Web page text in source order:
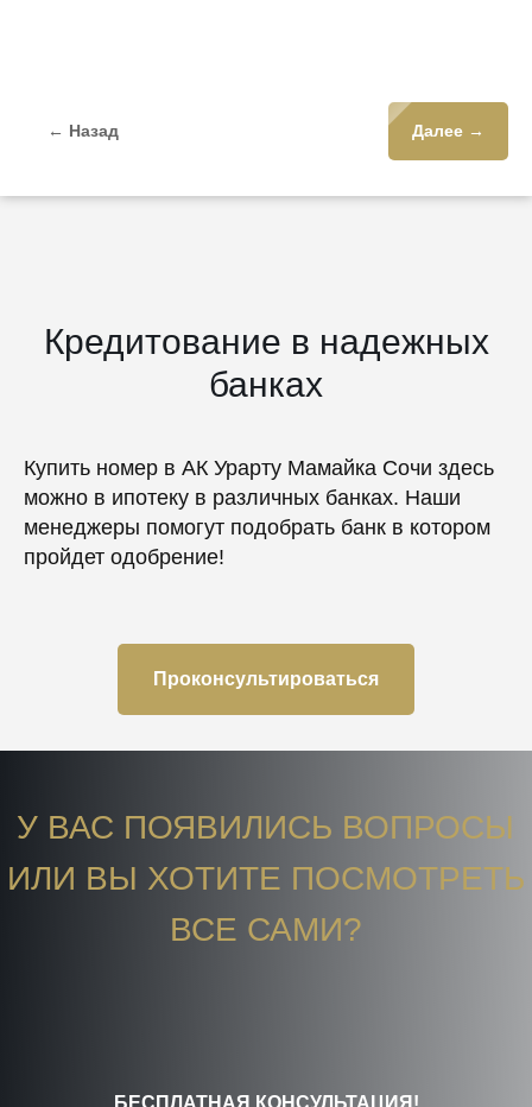
← Назад Далее →
Кредитование в надежных
банках
Купить номер в АК Урарту Мамайка Сочи здесь
можно в ипотеку в различных банках. Наши
менеджеры помогут подобрать банк в котором
пройдет одобрение!
Проконсультироваться
У ВАС ПОЯВИЛИСЬ ВОПРОСЫ
ИЛИ ВЫ ХОТИТЕ ПОСМОТРЕТЬ
ВСЕ САМИ?
БЕСПЛАТНАЯ КОНСУЛЬТАЦИЯ!